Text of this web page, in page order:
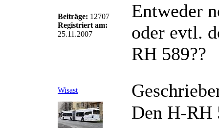
Beiträge: 12707
Registriert am:
25.11.2007
Entweder
oder evtl.
RH 589??
Wisast
Den H-RH